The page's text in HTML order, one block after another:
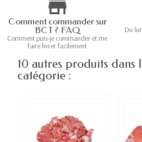
Comment commander sur
BCT ? FAQ
Comment puis-je commander et me
faire livrer facilement
Du
10 autres produits dans
catégorie :